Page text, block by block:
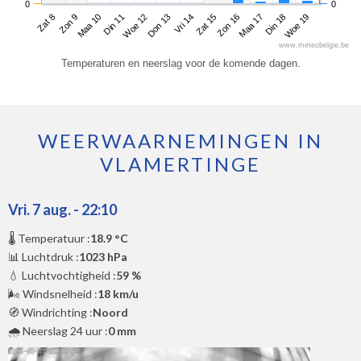
Zat 8Zon 9Maa 10Din 11Woe 12Don 13Vri 14Zat 15Zon 16Maa 17Din 18Woe 19
0 0
www.meteobelgie.be
Temperaturen en neerslag voor de komende dagen.
WEERWAARNEMINGEN IN
VLAMERTINGE
Vri. 7 aug. - 22:10
🌡️ Temperatuur :18.9 °C
📊 Luchtdruk :1023 hPa
💧 Luchtvochtigheid :59 %
🌬️ Windsnelheid :18 km/u
🧭 Windrichting :Noord
🌧️ Neerslag 24 uur :0 mm